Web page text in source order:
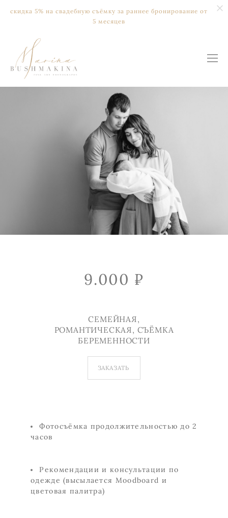
скидка 5% на свадебную съёмку за раннее бронирование от
5 месяцев
9.000 ₽
СЕМЕЙНАЯ,
РОМАНТИЧЕСКАЯ, СЪЁМКА
БЕРЕМЕННОСТИ
ЗАКАЗАТЬ
Фотосъёмка продолжительностью до 2
часов
Рекомендации и консультации по
одежде(высылается Moodboard и
цветовая палитра)